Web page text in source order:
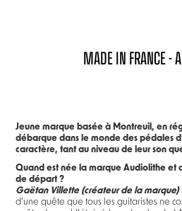
MADE IN FRANCE -
Jeune marque basée à Montreuil, en
débarque dans le monde des pédales
caractère, tant au niveau de leur son
Quand est née la marque Audiolithe et
de départ ?
Gaëtan Villette (créateur de la marque)
d’une quête que tous les guitaristes ne